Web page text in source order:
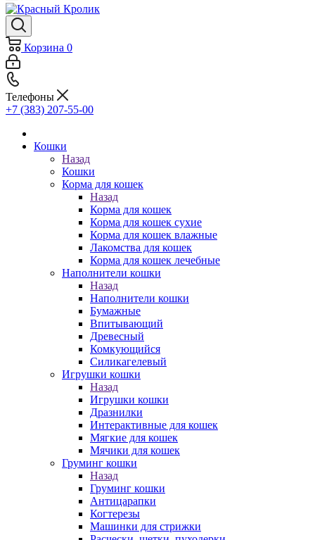
Корзина 0
Телефоны
+7 (383) 207-55-00
Кошки
Назад
Кошки
Корма для кошек
Назад
Корма для кошек
Корма для кошек сухие
Корма для кошек влажные
Лакомства для кошек
Корма для кошек лечебные
Наполнители кошки
Назад
Наполнители кошки
Бумажные
Впитывающий
Древесный
Комкующийся
Силикагелевый
Игрушки кошки
Назад
Игрушки кошки
Дразнилки
Интерактивные для кошек
Мягкие для кошек
Мячики для кошек
Груминг кошки
Назад
Груминг кошки
Антицарапки
Когтерезы
Машинки для стрижки